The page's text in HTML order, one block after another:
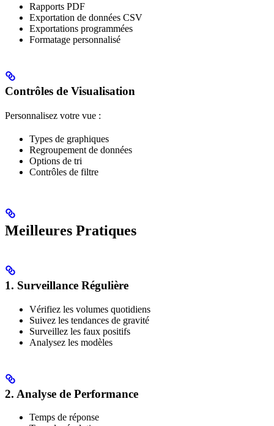
Rapports PDF
Exportation de données CSV
Exportations programmées
Formatage personnalisé
Contrôles de Visualisation
Personnalisez votre vue :
Types de graphiques
Regroupement de données
Options de tri
Contrôles de filtre
Meilleures Pratiques
1. Surveillance Régulière
Vérifiez les volumes quotidiens
Suivez les tendances de gravité
Surveillez les faux positifs
Analysez les modèles
2. Analyse de Performance
Temps de réponse